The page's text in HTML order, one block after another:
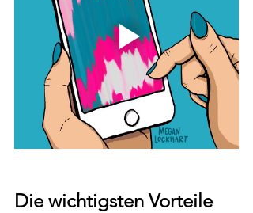
Die wichtigsten Vorteile